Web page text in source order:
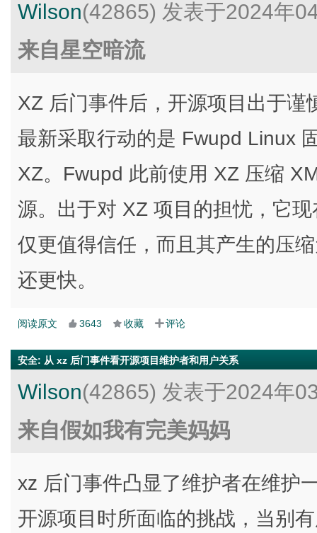
Wilson(42865) 发表于2024年
来自星空暗流
XZ 后门事件后，开源项目出于
最新采取行动的是 Fwupd Linux
XZ。Fwupd 此前使用 XZ 压缩
源。出于对 XZ 项目的担忧，它
仅更值得信任，而且其产生的压
还更快。
阅读原文 3643 收藏 评论
安全: 从 xz 后门事件看开源项目维护者和用户关系
Wilson(42865) 发表于2024年
来自假如我有完美妈妈
xz 后门事件凸显了维护者在维护
开源项目时所面临的挑战，当别